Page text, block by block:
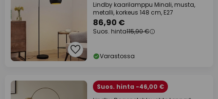
Lindby kaarilamppu Minali, musta,
metalli, korkeus 148 cm, E27
86,90 €
Suos. hinta115,90 €
Varastossa
Suos. hinta -46,00 €